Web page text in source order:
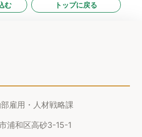
む トップに戻る
雇用・人材戦略課
浦和区高砂3-15-1